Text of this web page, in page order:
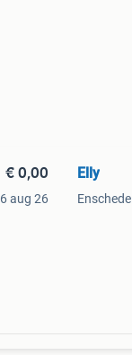
€ 0,00
6 aug 26
Elly
Enschede